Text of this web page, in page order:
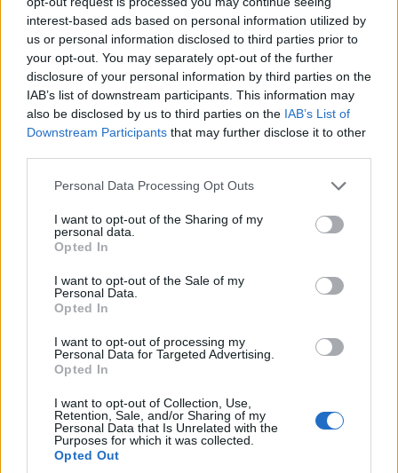
interest-based ads based on personal information utilized by
us or personal information disclosed to third parties prior to
your opt-out. You may separately opt-out of the further
disclosure of your personal information by third parties on the
IAB’s list of downstream participants. This information may
also be disclosed by us to third parties on the IAB’s List of
Downstream Participants that may further disclose it to other
Please note that this website/app uses one or more Google
not limited to your visit or usage behaviour. You may click to
grant or deny consent to Google and its third-party tags to
use your data for below specified purposes in below Google
consent section.
Personal Data Processing Opt Outs
I want to opt-out of the Sharing of my
personal data.
Opted In
I want to opt-out of the Sale of my
Personal Data.
Opted In
I want to opt-out of processing my
Personal Data for Targeted Advertising.
Opted In
I want to opt-out of Collection, Use,
Retention, Sale, and/or Sharing of my
Personal Data that Is Unrelated with the
Purposes for which it was collected.
Opted Out
Λέσβος: Κολυμπώντας για τη Μικρασιατική
Μνήμη στον Κόλπο της Γέρας
21/07/2026 - 9:08μμ
ΠΟΛΙΤΙΚΑ - ΜΙΚΡΑΣΙΑΤΙΚΑ
από τη Γεωργία
21/07/2026 - 4:04μμ